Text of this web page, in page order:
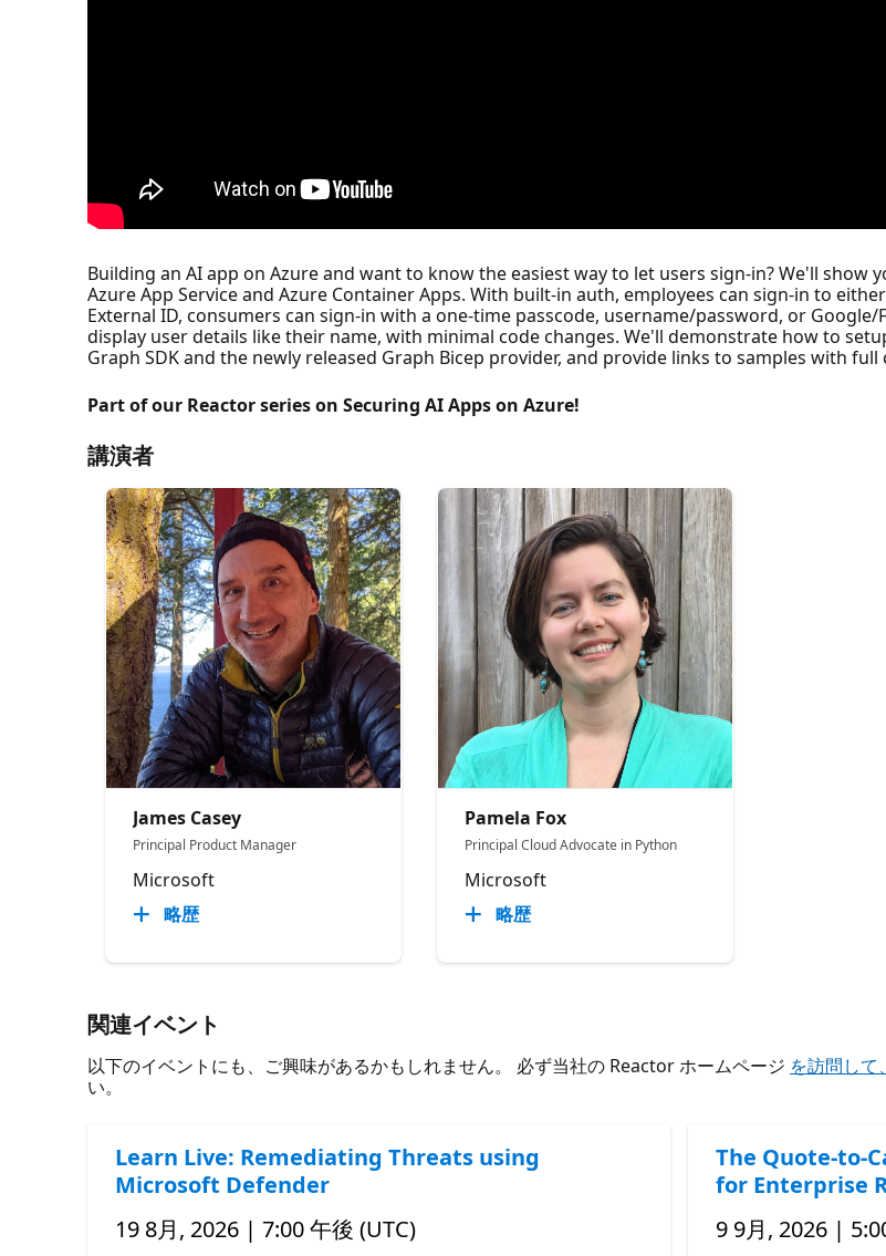
Building an AI app on Azure and want to know the easiest way to let users sign-in? We'll
Azure App Service and Azure Container Apps. With built-in auth, employees can sign-in to
External ID, consumers can sign-in with a one-time passcode, username/password, or
display user details like their name, with minimal code changes. We'll demonstrate how to
Graph SDK and the newly released Graph Bicep provider, and provide links to samples with full
Part of our Reactor series on Securing AI Apps on Azure!
講演者
James Casey
Principal Product Manager
Microsoft
略歴
Pamela Fox
Principal Cloud Advocate in Python
Microsoft
略歴
関連イベント
以下のイベントにも、ご興味があるかもしれません。 必ず当社の Reactor ホームページ を訪問して、
い。
Learn Live: Remediating Threats using
Microsoft Defender
19 8月, 2026 | 7:00 午後 (UTC)
The Quote-to-
for Enterprise
9 9月, 2026 |